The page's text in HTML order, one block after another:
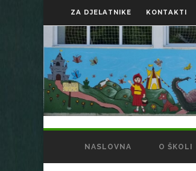
ZA DJELATNIKE KONTAKTI
NASLOVNA O ŠKOLI